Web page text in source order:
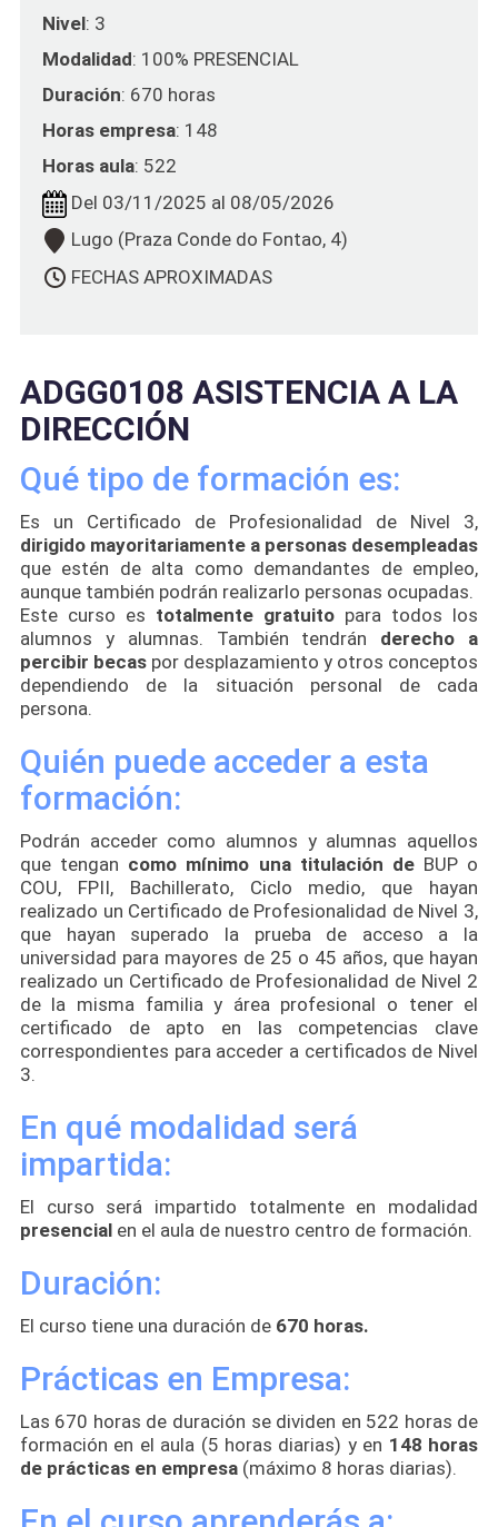
Nivel: 3
Modalidad: 100% PRESENCIAL
Duración: 670 horas
Horas empresa: 148
Horas aula: 522
Del 03/11/2025 al 08/05/2026
Lugo (Praza Conde do Fontao, 4)
FECHAS APROXIMADAS
ADGG0108 ASISTENCIA A LA
DIRECCIÓN
Qué tipo de formación es:
Es un Certificado de Profesionalidad de Nivel 3,
dirigido mayoritariamente a personas desempleadas
que estén de alta como demandantes de empleo,
aunque también podrán realizarlo personas ocupadas.
Este curso es totalmente gratuito para todos los
alumnos y alumnas. También tendrán derecho a
percibir becaspor desplazamiento y otros conceptos
dependiendo de la situación personal de cada
persona.
Quién puede acceder a esta
formación:
Podrán acceder como alumnos y alumnas aquellos
que tengan como mínimo una titulación deBUP o
COU, FPII, Bachillerato, Ciclo medio, que hayan
realizado un Certificado de Profesionalidad de Nivel 3,
que hayan superado la prueba de acceso a la
universidad para mayores de 25 o 45 años, que hayan
realizado un Certificado de Profesionalidad de Nivel 2
de la misma familia y área profesional o tener el
certificado de apto en las competencias clave
correspondientes para acceder a certificados de Nivel
3.
En qué modalidad será
impartida:
El curso será impartido totalmente en modalidad
presencialen el aula de nuestro centro de formación.
Duración:
El curso tiene una duración de 670 horas.
Prácticas en Empresa:
Las 670 horas de duración se dividen en 522 horas de
formación en el aula (5 horas diarias) y en 148 horas
de prácticas en empresa(máximo 8 horas diarias).
SEDE A CORUÑA
SEDE CARBALLO
SEDE FERROL
SEDE LUGO
SEDE MONFORTE